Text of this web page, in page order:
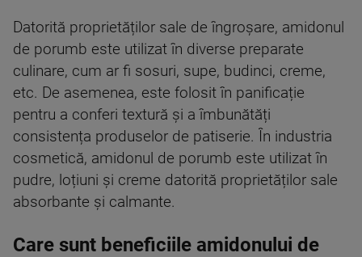
Datorită proprietăților sale de îngroșare, amidonul
de porumb este utilizat în diverse preparate
culinare, cum ar fi sosuri, supe, budinci, creme,
etc. De asemenea, este folosit în panificație
pentru a conferi textură și a îmbunătăți
consistența produselor de patiserie. În industria
cosmetică, amidonul de porumb este utilizat în
pudre, loțiuni și creme datorită proprietăților sale
absorbante și calmante.
Care sunt beneficiile amidonului de